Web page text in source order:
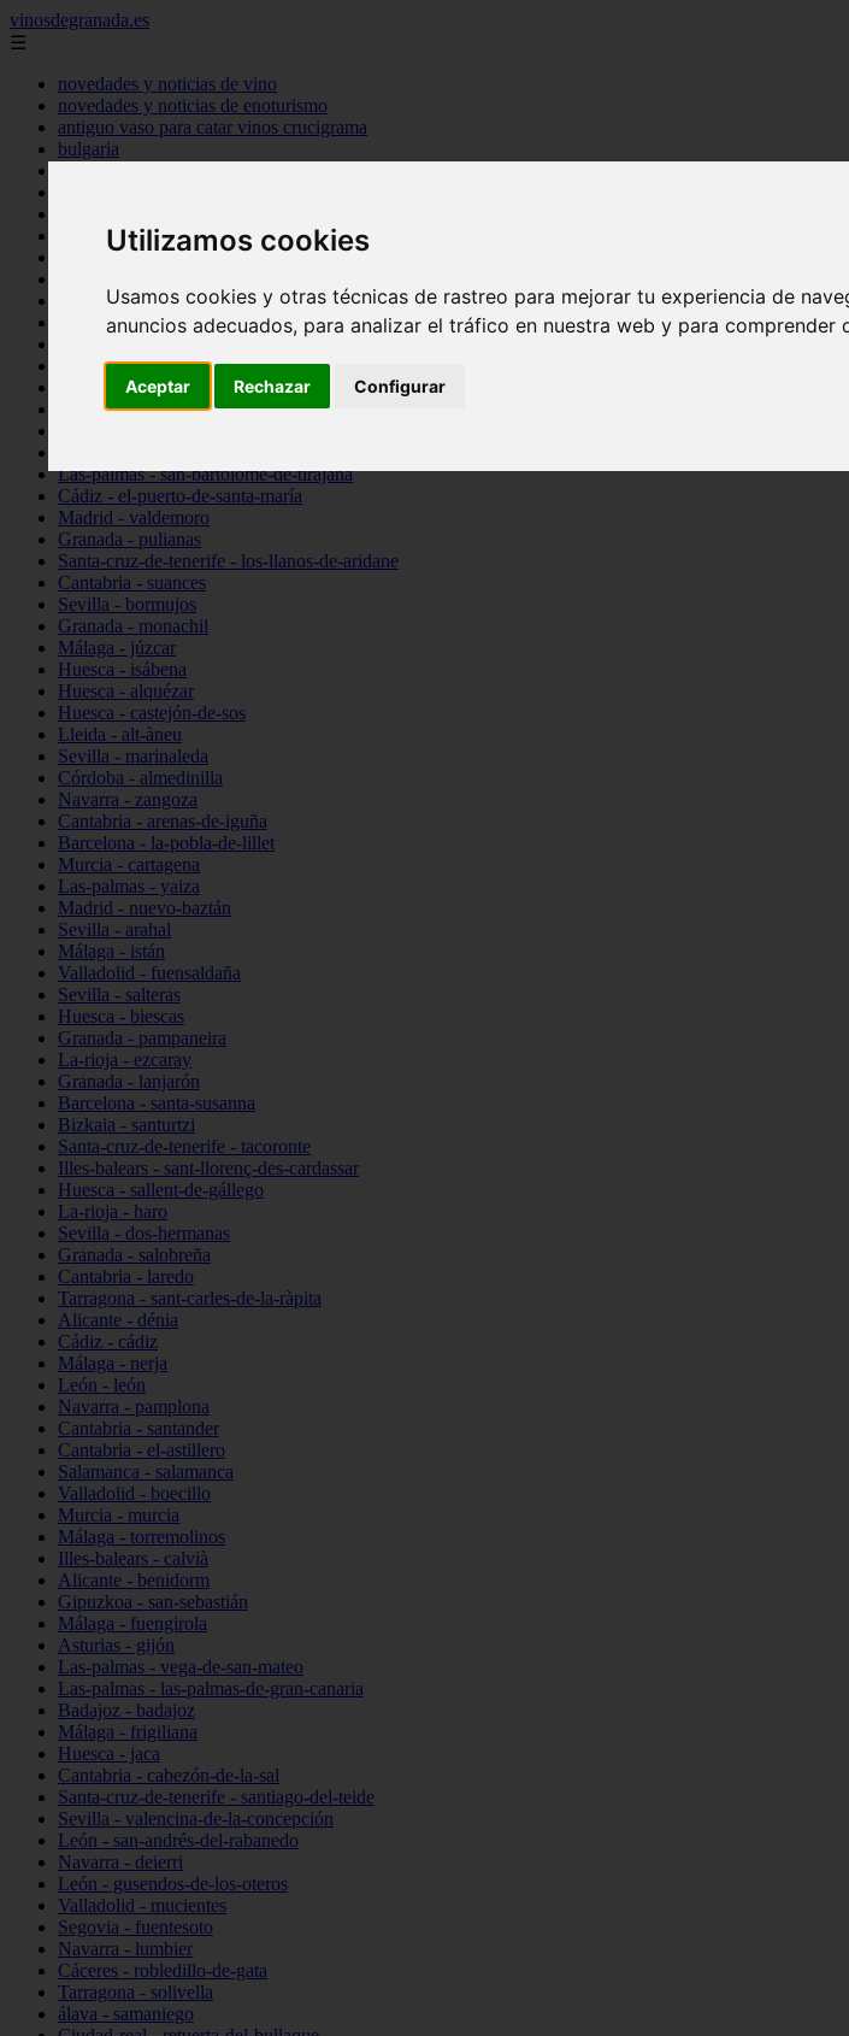
Utilizamos cookies
Usamos cookies y otras técnicas de rastreo para mejorar tu experiencia de
anuncios adecuados, para analizar el tráfico en nuestra web y para comprender
Aceptar Rechazar Configurar
vinosdegranada.es
☰
novedades y noticias de vino
novedades y noticias de enoturismo
antiguo vaso para catar vinos crucigrama
bulgaria
Córdoba - córdoba
Barcelona - barcelona
Ciudad-real - montiel
Santa-cruz-de-tenerife - guía-de-isora
La-rioja - casalarreina
Almería - roquetas-de-mar
Madrid - pozuelo-de-alarcón
Las-palmas - san-bartolomé-de-tirajana
Cádiz - el-puerto-de-santa-maría
Madrid - valdemoro
Granada - pulianas
Santa-cruz-de-tenerife - los-llanos-de-aridane
Cantabria - suances
Sevilla - bormujos
Granada - monachil
Málaga - júzcar
Huesca - isábena
Huesca - alquézar
Huesca - castejón-de-sos
Lleida - alt-àneu
Sevilla - marinaleda
Córdoba - almedinilla
Navarra - zangoza
Cantabria - arenas-de-iguña
Barcelona - la-pobla-de-lillet
Murcia - cartagena
Las-palmas - yaiza
Madrid - nuevo-baztán
Sevilla - arahal
Málaga - istán
Valladolid - fuensaldaña
Sevilla - salteras
Huesca - biescas
Granada - pampaneira
La-rioja - ezcaray
Granada - lanjarón
Barcelona - santa-susanna
Bizkaia - santurtzi
Santa-cruz-de-tenerife - tacoronte
Illes-balears - sant-llorenç-des-cardassar
Huesca - sallent-de-gállego
La-rioja - haro
Sevilla - dos-hermanas
Granada - salobreña
Cantabria - laredo
Tarragona - sant-carles-de-la-ràpita
Alicante - dénia
Cádiz - cádiz
Málaga - nerja
León - león
Navarra - pamplona
Cantabria - santander
Cantabria - el-astillero
Salamanca - salamanca
Valladolid - boecillo
Murcia - murcia
Málaga - torremolinos
Illes-balears - calvià
Alicante - benidorm
Gipuzkoa - san-sebastián
Málaga - fuengirola
Asturias - gijón
Las-palmas - vega-de-san-mateo
Las-palmas - las-palmas-de-gran-canaria
Badajoz - badajoz
Málaga - frigiliana
Huesca - jaca
Cantabria - cabezón-de-la-sal
Santa-cruz-de-tenerife - santiago-del-teide
Sevilla - valencina-de-la-concepción
León - san-andrés-del-rabanedo
Navarra - deierri
León - gusendos-de-los-oteros
Valladolid - mucientes
Segovia - fuentesoto
Navarra - lumbier
Cáceres - robledillo-de-gata
Tarragona - solivella
álava - samaniego